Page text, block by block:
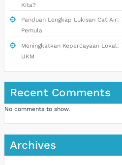
Kita?
Panduan Lengkap Lukisan Cat
Pemula
Meningkatkan Kepercayaan
UKM
Recent Comments
No comments to show.
Archives